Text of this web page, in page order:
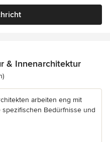
& Innenarchitektur
5 Sternen
arbeiten eng mit
Bedürfnisse und